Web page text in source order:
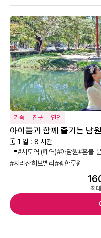
가족 친구 연인
아이들과 함께 즐기는 남
🗓 1 일 : 8 시간
📍#서도역 (폐역)#아담원#혼불
#지리산허브밸리#광한루원
최